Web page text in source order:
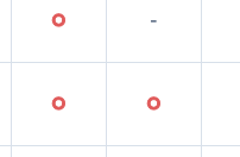
○ -
○ ○